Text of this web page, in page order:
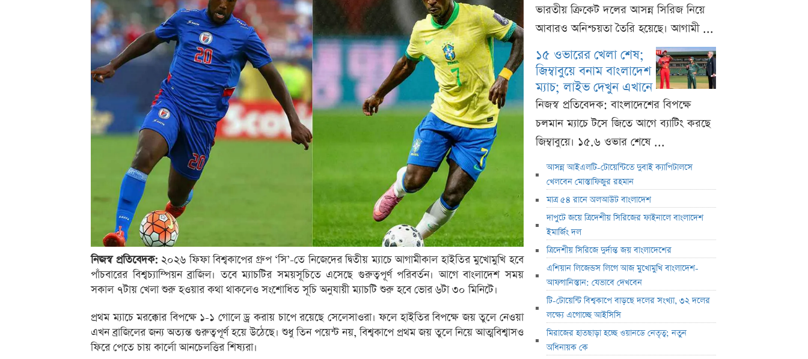
নিজস্ব প্রতিবেদক: ২০২৬ ফিফা বিশ্বকাপের গ্রুপ ‘সি’-তে নিজেদের দ্বিতীয় ম্যাচে আগামীকাল হাইতির মুখোমুখি হবে
পাঁচবারের বিশ্বচ্যাম্পিয়ন ব্রাজিল। তবে ম্যাচটির সময়সূচিতে এসেছে গুরুত্বপূর্ণ পরিবর্তন। আগে বাংলাদেশ সময়
সকাল ৭টায় খেলা শুরু হওয়ার কথা থাকলেও সংশোধিত সূচি অনুযায়ী ম্যাচটি শুরু হবে ভোর ৬টা ৩০ মিনিটে।
প্রথম ম্যাচে মরক্কোর বিপক্ষে ১-১ গোলে ড্র করায় চাপে রয়েছে সেলেসাওরা। ফলে হাইতির বিপক্ষে জয় তুলে নেওয়া
এখন ব্রাজিলের জন্য অত্যন্ত গুরুত্বপূর্ণ হয়ে উঠেছে। শুধু তিন পয়েন্ট নয়, বিশ্বকাপে প্রথম জয় তুলে নিয়ে আত্মবিশ্বাসও
ফিরে পেতে চায় কার্লো আনচেলত্তির শিষ্যরা।
ভারতীয় ক্রিকেট দলের আসন্ন সিরিজ নিয়ে
আবারও অনিশ্চয়তা তৈরি হয়েছে। আগামী ...
১৫ ওভারের খেলা শেষ;
জিম্বাবুয়ে বনাম বাংলাদেশ
ম্যাচ; লাইভ দেখুন এখানে
নিজস্ব প্রতিবেদক: বাংলাদেশের বিপক্ষে
চলমান ম্যাচে টসে জিতে আগে ব্যাটিং করছে
জিম্বাবুয়ে। ১৫.৬ ওভার শেষে ...
আসন্ন আইএলটি-টোয়েন্টিতে দুবাই ক্যাপিটালসে
খেলবেন মোস্তাফিজুর রহমান
মাত্র ৫৪ রানে অলআউট বাংলাদেশ
দাপুটে জয়ে ত্রিদেশীয় সিরিজের ফাইনালে বাংলাদেশ
ইমার্জিং দল
ত্রিদেশীয় সিরিজে দুর্দান্ত জয় বাংলাদেশের
এশিয়ান লিজেন্ডস লিগে আজ মুখোমুখি বাংলাদেশ-
আফগানিস্তান: যেভাবে দেখবেন
টি-টোয়েন্টি বিশ্বকাপে বাড়ছে দলের সংখ্যা, ৩২ দলের
লক্ষ্যে এগোচ্ছে আইসিসি
মিরাজের হাতছাড়া হচ্ছে ওয়ানডে নেতৃত্ব; নতুন
অধিনায়ক কে